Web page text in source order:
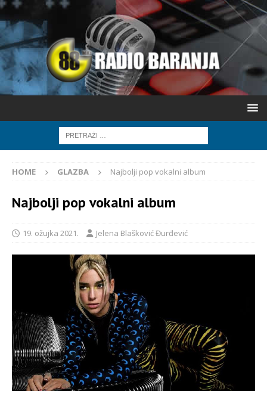
HOME GLAZBA Najbolji pop vokalni album
Najbolji pop vokalni album
19. ožujka 2021. Jelena Blašković Đurđević